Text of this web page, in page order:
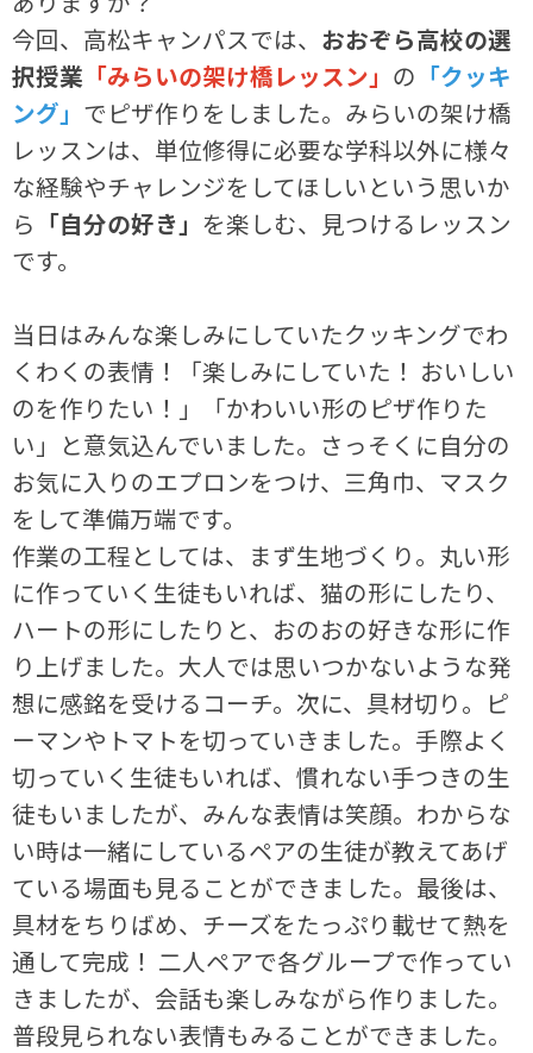
今回、高松キャンパスでは、 おおぞら高校の選
択授業 「みらいの架け橋レッスン」 の 「クッキ
ング」 でピザ作りをしました。みらいの架け橋
レッスンは、単位修得に必要な学科以外に様々
な経験やチャレンジをしてほしいという思いか
ら 「自分の好き」 を楽しむ、見つけるレッスン
です。
当日はみんな楽しみにしていたクッキングでわ
くわくの表情！「楽しみにしていた！ おいしい
のを作りたい！」「かわいい形のピザ作りた
い」と意気込んでいました。さっそくに自分の
お気に入りのエプロンをつけ、三角巾、マスク
をして準備万端です。
作業の工程としては、まず生地づくり。丸い形
に作っていく生徒もいれば、猫の形にしたり、
ハートの形にしたりと、おのおの好きな形に作
り上げました。大人では思いつかないような発
想に感銘を受けるコーチ。次に、具材切り。ピ
ーマンやトマトを切っていきました。手際よく
切っていく生徒もいれば、慣れない手つきの生
徒もいましたが、みんな表情は笑顔。わからな
い時は一緒にしているペアの生徒が教えてあげ
ている場面も見ることができました。最後は、
具材をちりばめ、チーズをたっぷり載せて熱を
通して完成！ 二人ペアで各グループで作ってい
きましたが、会話も楽しみながら作りました。
普段見られない表情もみることができました。